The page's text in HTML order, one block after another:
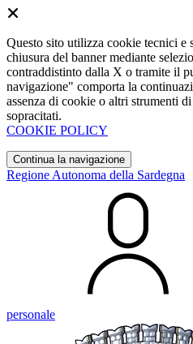
Questo sito utilizza cookie tecnici e
chiusura del banner mediante
contraddistinto dalla X o tramite il
navigazione" comporta la
assenza di cookie o altri strumenti
sopracitati.
COOKIE POLICY
Continua la navigazione
Regione Autonoma della Sardegna
personale